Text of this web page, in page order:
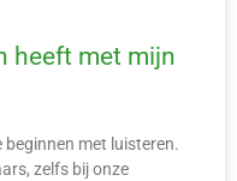
heeft met mijn
met luisteren.
zelfs bij onze